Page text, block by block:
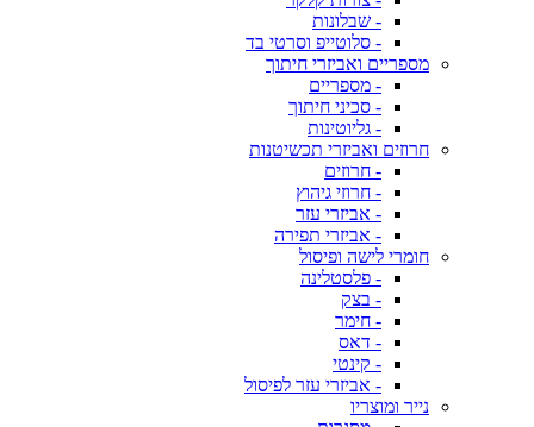
- שבלונות
- סלוטייפ וסרטי בד
מספריים ואביזרי חיתוך
- מספריים
- סכיני חיתוך
- גליוטינות
חרוזים ואביזרי תכשיטנות
- חרוזים
- חרוזי גיהוץ
- אביזרי עזר
- אביזרי תפירה
חומרי לישה ופיסול
- פלסטלינה
- בצק
- חימר
- דאס
- קינטי
- אביזרי עזר לפיסול
נייר ומוצריו